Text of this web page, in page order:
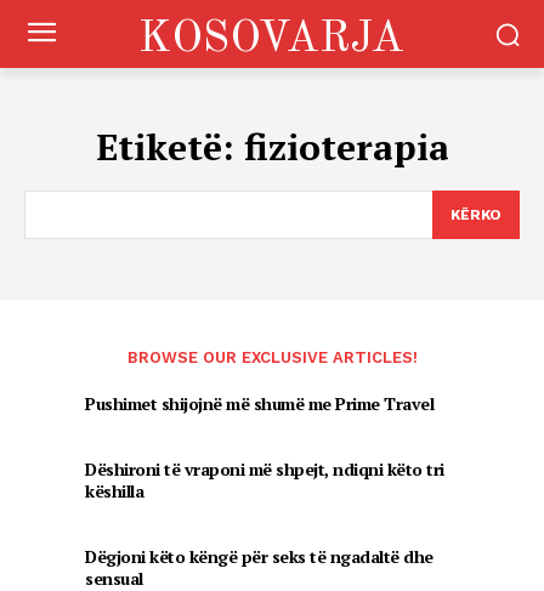
KOSOVARJA
Etiketë: fizioterapia
KËRKO
BROWSE OUR EXCLUSIVE ARTICLES!
Pushimet shijojnë më shumë me Prime Travel
Dëshironi të vraponi më shpejt, ndiqni këto tri
këshilla
Dëgjoni këto këngë për seks të ngadaltë dhe
sensual